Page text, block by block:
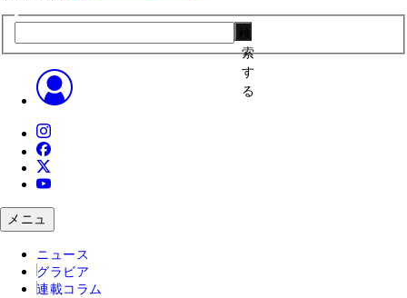
索
す
る
メニュ
ニュース
グラビア
連載コラム